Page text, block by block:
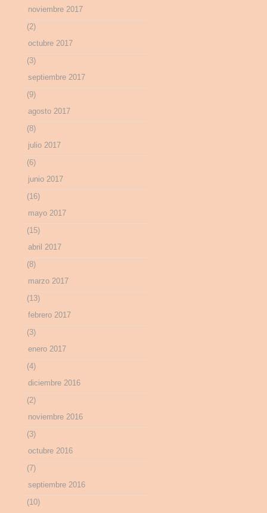
noviembre 2017
(2)
octubre 2017
(3)
septiembre 2017
(9)
agosto 2017
(8)
julio 2017
(6)
junio 2017
(16)
mayo 2017
(15)
abril 2017
(8)
marzo 2017
(13)
febrero 2017
(3)
enero 2017
(4)
diciembre 2016
(2)
noviembre 2016
(3)
octubre 2016
(7)
septiembre 2016
(10)